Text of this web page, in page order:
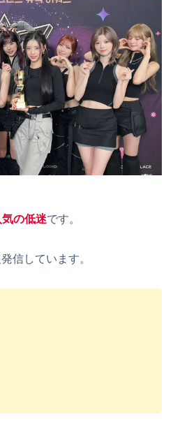
の低迷です。
信しています。